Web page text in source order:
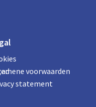
voorwaarden
statement